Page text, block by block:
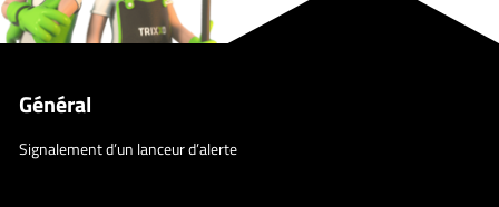
Général
Signalement d’un lanceur d’alerte